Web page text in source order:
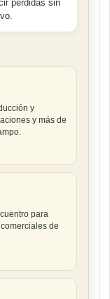
pérdidas sin
y
y más de
para
de